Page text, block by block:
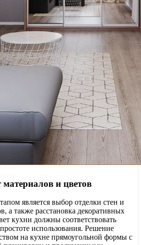
и цветов
является выбор отделки стен и
а также расстановка декоративных
кухни должны соответствовать
использования. Решение
на кухне прямоугольной формы с